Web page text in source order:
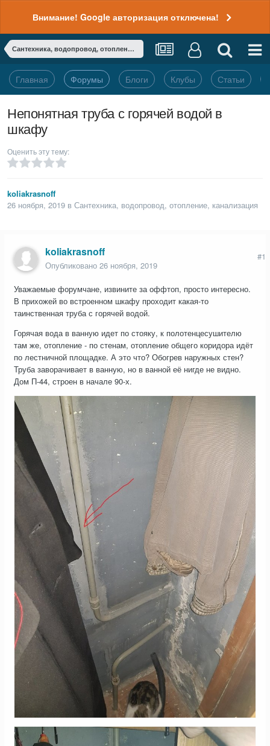
Внимание! Google авторизация отключена!
Сантехника, водопровод, отопление, канализация
Главная Форумы Блоги Клубы Статьи
Непонятная труба с горячей водой в
шкафу
Оценить эту тему:
koliakrasnoff
26 ноября, 2019 в Сантехника, водопровод, отопление, канализация
koliakrasnoff
Опубликовано 26 ноября, 2019
#1
Уважаемые форумчане, извините за оффтоп, просто интересно.
В прихожей во встроенном шкафу проходит какая-то
таинственная труба с горячей водой.
Горячая вода в ванную идет по стояку, к полотенцесушителю
там же, отопление - по стенам, отопление общего коридора идёт
по лестничной площадке. А это что? Обогрев наружных стен?
Труба заворачивает в ванную, но в ванной её нигде не видно.
Дом П-44, строен в начале 90-х.